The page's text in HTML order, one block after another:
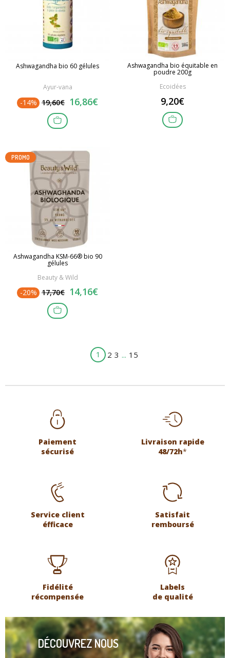
Ashwagandha bio 60 gélules
Ayur-vana
-14% 19,60€ 16,86€
Ashwagandha bio équitable en
poudre 200g
Ecoidées
9,20€
PROMO
Ashwagandha KSM-66® bio 90
gélules
Beauty & Wild
-20% 17,70€ 14,16€
1 2 3 ... 15
Paiement
sécurisé
Livraison rapide
48/72h*
Service client
éfficace
Satisfait
remboursé
Fidélité
récompensée
Labels
de qualité
DÉCOUVREZ NOUS